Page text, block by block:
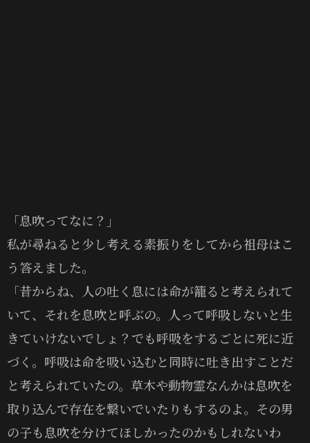
「息吹ってなに？」
私が尋ねると少し考える素振りをしてから祖母はこ
う答えました。
「昔からね、人の吐く息には命が籠ると考えられて
いて、それを息吹と呼ぶの。人って呼吸しないと生
きていけないでしょ？でも呼吸をするごとに死に近
づく。呼吸は命を吸い込むと同時に吐き出すことだ
と考えられていたの。草木や動物霊なんかは息吹を
取り込んで存在を繋いでいたりもするのよ。その男
の子も息吹を分けてほしかったのかもしれないわ